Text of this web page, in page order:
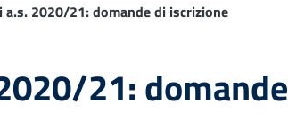
a.s. 2020/21: domande di iscrizione
21: domande